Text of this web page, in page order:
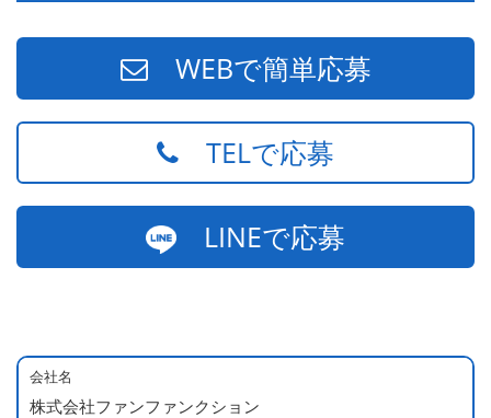
WEBで簡単応募
TELで応募
LINEで応募
会社名
株式会社ファンファンクション